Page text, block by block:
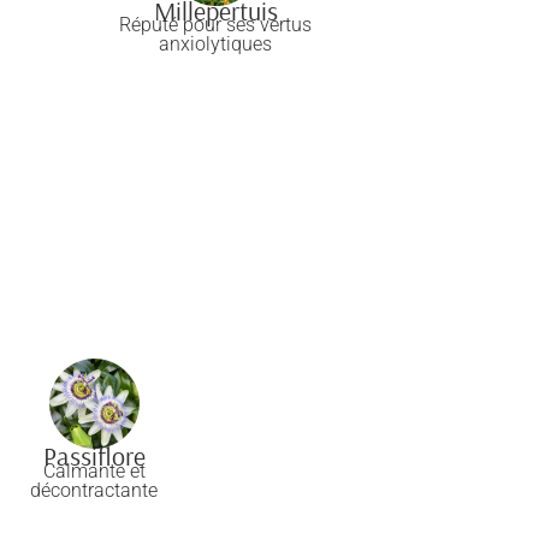
Millepertuis
Réputé pour ses vertus
anxiolytiques
Passiflore
Calmante et
décontractante